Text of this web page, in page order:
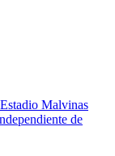
Malvinas
de